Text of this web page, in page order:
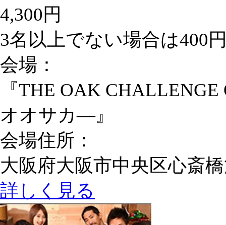
4,300円
3名以上でない場合は400
会場：
『THE OAK
オオサカ―』
会場住所：
大阪府大阪市中央区心斎
詳しく見る